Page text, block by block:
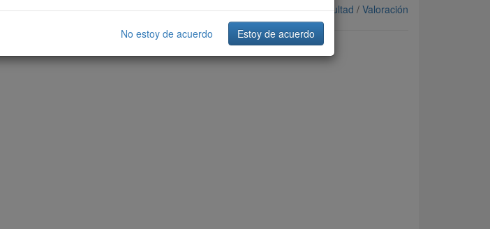
Ordenar por: Más recientes /Dificultad / Valoración
No estoy de acuerdo Estoy de acuerdo